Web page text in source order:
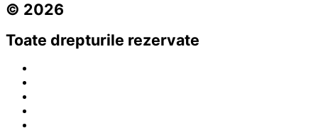
© 2026
Toate drepturile rezervate